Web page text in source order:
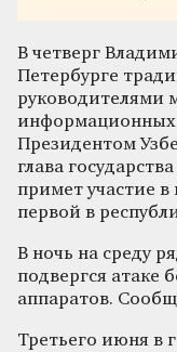
В четверг
Петербурге
руководителями
информационных
Президентом
глава
примет участие
первой в
В ночь на среду
подвергся атаке
аппаратов.
Третьего июня в